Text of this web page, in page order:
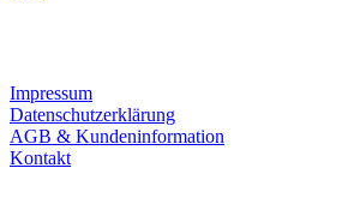
Impressum
Datenschutzerklärung
AGB & Kundeninformation
Kontakt